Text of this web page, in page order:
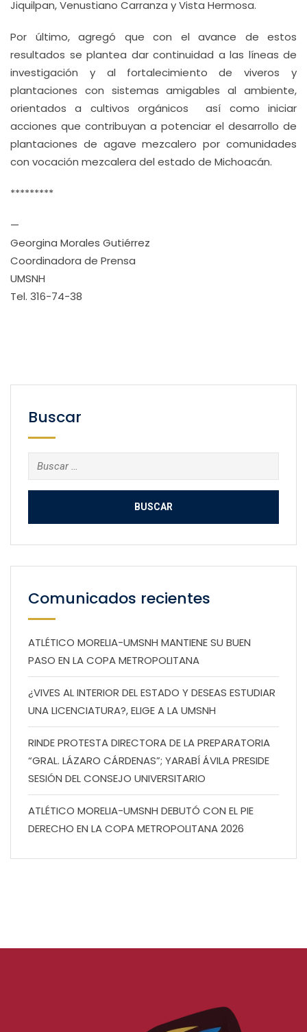
Jiquilpan, Venustiano Carranza y Vista Hermosa.
Por último, agregó que con el avance de estos
resultados se plantea dar continuidad a las líneas de
investigación y al fortalecimiento de viveros y
plantaciones con sistemas amigables al ambiente,
orientados a cultivos orgánicos así como iniciar
acciones que contribuyan a potenciar el desarrollo de
plantaciones de agave mezcalero por comunidades
con vocación mezcalera del estado de Michoacán.
*********
—
Georgina Morales Gutiérrez
Coordinadora de Prensa
UMSNH
Tel. 316-74-38
Buscar
Buscar:
Comunicados recientes
ATLÉTICO MORELIA-UMSNH MANTIENE SU BUEN
PASO EN LA COPA METROPOLITANA
¿VIVES AL INTERIOR DEL ESTADO Y DESEAS ESTUDIAR
UNA LICENCIATURA?, ELIGE A LA UMSNH
RINDE PROTESTA DIRECTORA DE LA PREPARATORIA
“GRAL. LÁZARO CÁRDENAS”; YARABÍ ÁVILA PRESIDE
SESIÓN DEL CONSEJO UNIVERSITARIO
ATLÉTICO MORELIA-UMSNH DEBUTÓ CON EL PIE
DERECHO EN LA COPA METROPOLITANA 2026